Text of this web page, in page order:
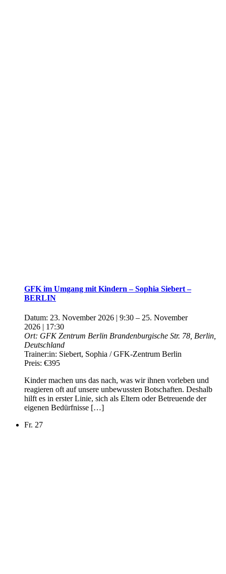
GFK im Umgang mit Kindern – Sophia Siebert –
BERLIN
Datum: 23. November 2026 | 9:30 – 25. November
2026 | 17:30
Ort: GFK Zentrum Berlin Brandenburgische Str. 78, Berlin,
Deutschland
Trainer:in: Siebert, Sophia / GFK-Zentrum Berlin
Preis: €395
Kinder machen uns das nach, was wir ihnen vorleben und
reagieren oft auf unsere unbewussten Botschaften. Deshalb
hilft es in erster Linie, sich als Eltern oder Betreuende der
eigenen Bedürfnisse […]
Fr. 27